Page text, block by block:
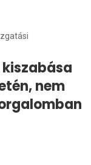
nem